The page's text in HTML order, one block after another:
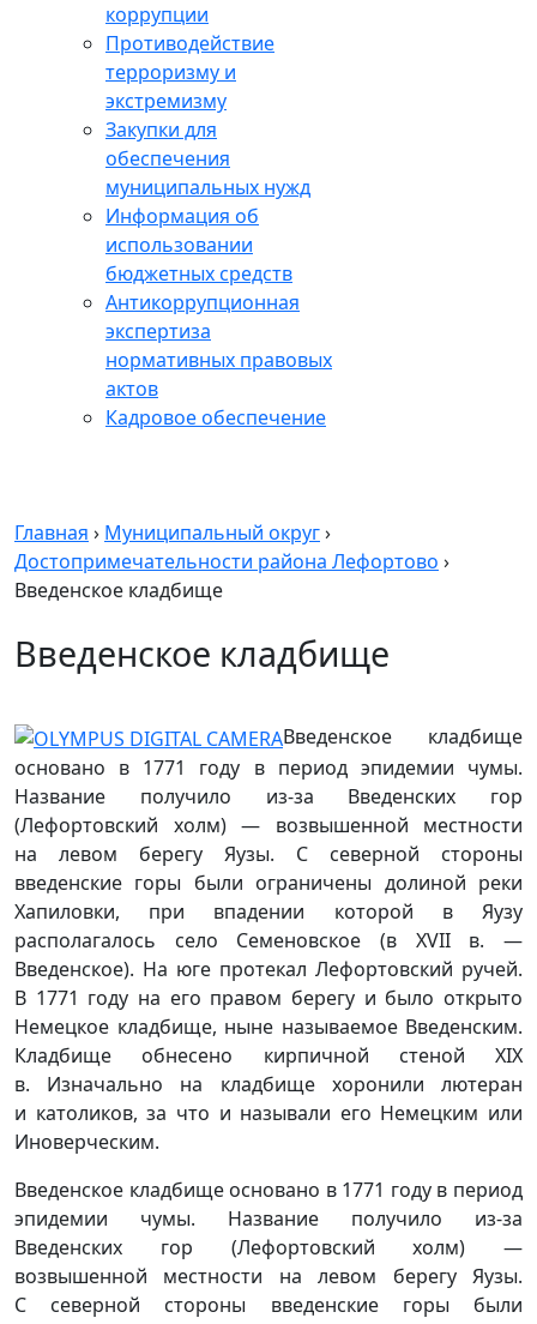
коррупции
Противодействие
терроризму и
экстремизму
Закупки для
обеспечения
муниципальных нужд
Информация об
использовании
бюджетных средств
Антикоррупционная
экспертиза
нормативных правовых
актов
Кадровое обеспечение
Главная › Муниципальный округ›
Достопримечательности района Лефортово ›
Введенское кладбище
Введенское кладбище
Введенское кладбище
основано в 1771 году в период эпидемии чумы.
Название получило из-за Введенских гор
(Лефортовский холм) — возвышенной местности
на левом берегу Яузы. С северной стороны
введенские горы были ограничены долиной реки
Хапиловки, при впадении которой в Яузу
располагалось село Семеновское (в XVII в. —
Введенское). На юге протекал Лефортовский ручей.
В 1771 году на его правом берегу и было открыто
Немецкое кладбище, ныне называемое Введенским.
Кладбище обнесено кирпичной стеной XIX
в. Изначально на кладбище хоронили лютеран
и католиков, за что и называли его Немецким или
Иноверческим.
Введенское кладбище основано в 1771 году в период
эпидемии чумы. Название получило из-за
Введенских гор (Лефортовский холм) —
возвышенной местности на левом берегу Яузы.
С северной стороны введенские горы были